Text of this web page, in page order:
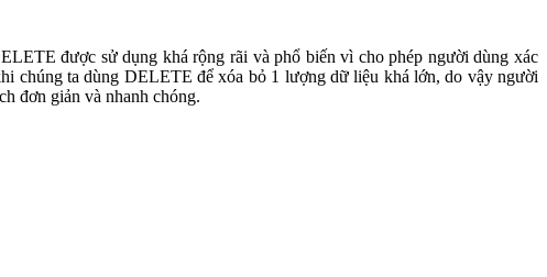
được sử dụng khá rộng rãi và phổ biến vì cho phép người dùng xác
chúng ta dùng DELETE để xóa bỏ 1 lượng dữ liệu khá lớn, do vậy người
đơn giản và nhanh chóng.